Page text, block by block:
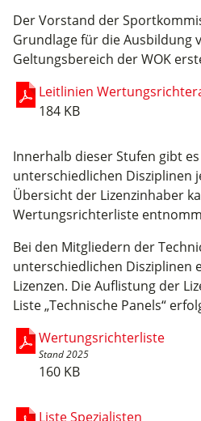
Der Vorstand der
Grundlage für die Ausbildung
Geltungsbereich der WOK
Leitlinien
184 KB
Innerhalb dieser Stufen gibt
unterschiedlichen Disziplinen
Übersicht der Lizenzinhaber
Wertungsrichterliste
Bei den Mitgliedern der
unterschiedlichen Disziplinen
Lizenzen. Die Auflistung der
Liste „Technische Panels“
Wertungsrichterliste
Stand 2025
160 KB
Liste Spezialisten